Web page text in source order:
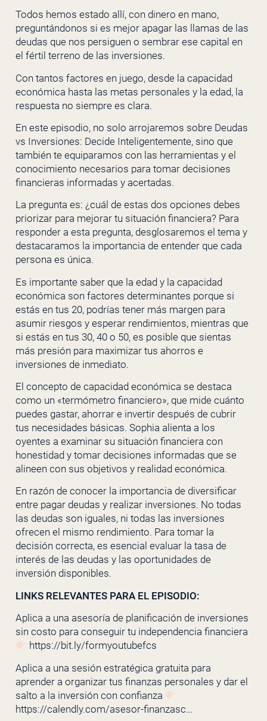
Todos hemos estado allí, con dinero en mano,
preguntándonos si es mejor apagar las llamas de las
deudas que nos persiguen o sembrar ese capital en
el fértil terreno de las inversiones.
Con tantos factores en juego, desde la capacidad
económica hasta las metas personales y la edad, la
respuesta no siempre es clara.
En este episodio, no solo arrojaremos sobre Deudas
vs Inversiones: Decide Inteligentemente, sino que
también te equiparamos con las herramientas y el
conocimiento necesarios para tomar decisiones
financieras informadas y acertadas.
La pregunta es: ¿cuál de estas dos opciones debes
priorizar para mejorar tu situación financiera? Para
responder a esta pregunta, desglosaremos el tema y
destacaramos la importancia de entender que cada
persona es única.
Es importante saber que la edad y la capacidad
económica son factores determinantes porque si
estás en tus 20, podrías tener más margen para
asumir riesgos y esperar rendimientos, mientras que
si estás en tus 30, 40 o 50, es posible que sientas
más presión para maximizar tus ahorros e
inversiones de inmediato.
El concepto de capacidad económica se destaca
como un «termómetro financiero», que mide cuánto
puedes gastar, ahorrar e invertir después de cubrir
tus necesidades básicas. Sophia alienta a los
oyentes a examinar su situación financiera con
honestidad y tomar decisiones informadas que se
alineen con sus objetivos y realidad económica.
En razón de conocer la importancia de diversificar
entre pagar deudas y realizar inversiones. No todas
las deudas son iguales, ni todas las inversiones
ofrecen el mismo rendimiento. Para tomar la
decisión correcta, es esencial evaluar la tasa de
interés de las deudas y las oportunidades de
inversión disponibles.
LINKS RELEVANTES PARA EL EPISODIO:
Aplica a una asesoría de planificación de inversiones
sin costo para conseguir tu independencia financiera
https://bit.ly/formyoutubefcs
Aplica a una sesión estratégica gratuita para
aprender a organizar tus finanzas personales y dar el
salto a la inversión con confianza
https://calendly.com/asesor-finanzasc…